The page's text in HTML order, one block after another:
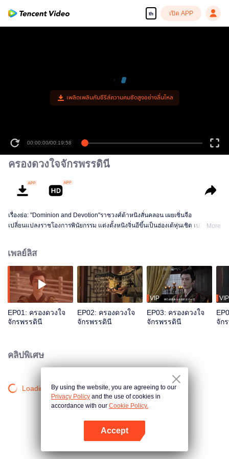
th เปิด APP
เพลิดเพลินกับซีรีส์ความคมชัดสูงอย่างลื่นไหล
00:00:00/00:19:58
ครองดวงใจจักรพรรดินี
เรื่องย่อ: "Dominion and Devotion"ราชวงศ์ต้าหนิงสั่นคลอน เผยเซิ่นจือ
เปลี่ยนแปลงราชโองการพินัยกรรม แต่งตั้งหนิงจิ่นอีขึ้นเป็นฮ่องเต้หุ่นเชิด เปลือก
เป็นจักรพรรดิหญิงแห่งยุค
More
เพลย์ลิส
EP01: ครองดวงใจ
จักรพรรดินี
EP02: ครองดวงใจ
จักรพรรดินี
VIP
EP03: ครองดวงใจ
จักรพรรดินี
VIP
จัก
คลิปพิเศษ
Loading…By using the website, you are agreeing to our
Privacy Policy and the use of cookies in
accordance with our Cookie Policy.
Accept